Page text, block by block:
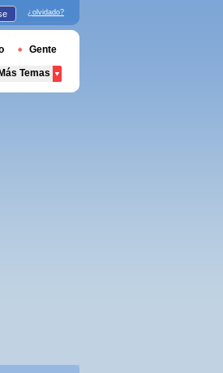
¿olvidado?
Gente
Más Temas